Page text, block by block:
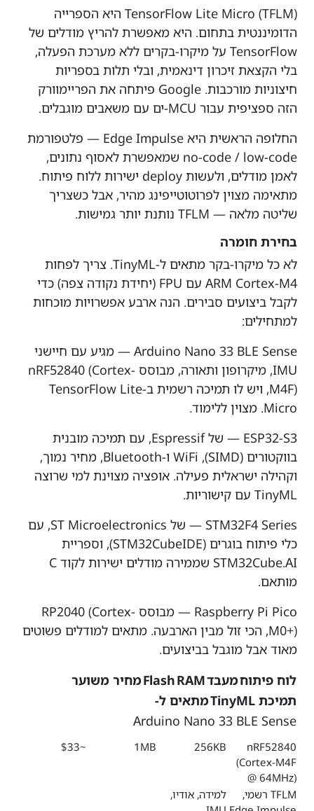
TensorFlow Lite Micro (TFLM) היא הספרייה
הדומיננטית בתחום. היא מאפשרת להריץ מודלים של
TensorFlow על מיקרו-בקרים ללא מערכת הפעלה,
בלי הקצאת זיכרון דינאמית, ובלי תלות בספריות
חיצוניות מורכבות. Google פיתחה את הפריימוורק
הזה ספציפית עבור MCU-ים עם משאבים מוגבלים.
החלופה הראשית היא Edge Impulse — פלטפורמת
no-code / low-code שמאפשרת לאסוף נתונים,
לאמן מודלים, ולעשות deploy ישירות ללוח פיתוח.
מתאימה מצוין לפרוטוטייפינג מהיר, אבל כשצריך
שליטה מלאה — TFLM נותנת יותר גמישות.
בחירת חומרה
לא כל מיקרו-בקר מתאים ל-TinyML. צריך לפחות
ARM Cortex-M4 עם FPU (יחידת נקודה צפה) כדי
לקבל ביצועים סבירים. הנה ארבע אפשרויות מוכחות
למתחילים:
Arduino Nano 33 BLE Sense — מגיע עם חיישני
IMU, מיקרופון ותאורה, מבוסס nRF52840 (Cortex-
M4F), ויש לו תמיכה רשמית ב-TensorFlow Lite
Micro. מצוין ללימוד.
ESP32-S3 — של Espressif, עם תמיכה מובנית
בווקטורים (SIMD), WiFi ו-Bluetooth, מחיר נמוך,
וקהילה ישראלית פעילה. אופציה מצוינת למי שרוצה
TinyML עם קישוריות.
STM32F4 Series — של ST Microelectronics, עם
כלי פיתוח בוגרים (STM32CubeIDE), וספריית
STM32Cube.AI שממירה מודלים ישירות לקוד C
מותאם.
Raspberry Pi Pico — מבוסס RP2040 (Cortex-
M0+), הכי זול מבין הארבעה. מתאים למודלים פשוטים
מאוד אבל מוגבל בביצועים.
לוח פיתוחמעבדRAM
Flashמחיר משוער
תמיכת TinyML
מתאים ל-
Arduino Nano 33 BLE Sense
nRF52840
(Cortex-M4F
@ 64MHz)
256KB
1MB
~$33
TFLM רשמי,
למידה, אודיו,